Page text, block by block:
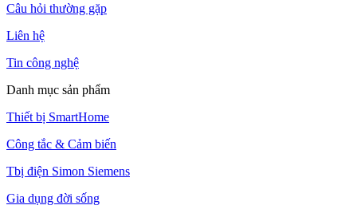
Câu hỏi thường gặp
Liên hệ
Tin công nghệ
Danh mục sản phẩm
Thiết bị SmartHome
Công tắc & Cảm biến
Tbị điện Simon Siemens
Gia dụng đời sống